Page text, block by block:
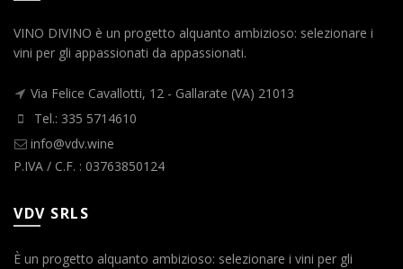
VINO DIVINO è un progetto alquanto ambizioso: selezionare i
vini per gli appassionati da appassionati.
Via Felice Cavallotti, 12 - Gallarate (VA) 21013
Tel.: 335 5714610
info@vdv.wine
P.IVA / C.F. : 03763850124
VDV SRLS
È un progetto alquanto ambizioso: selezionare i vini per gli